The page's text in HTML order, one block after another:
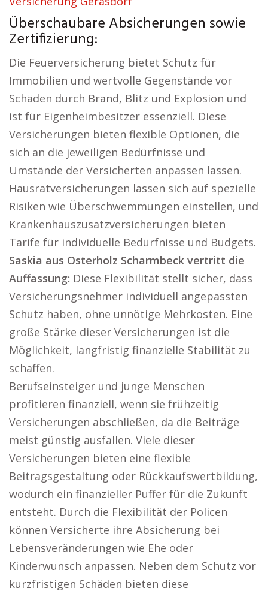
Überschaubare Absicherungen sowie
Zertifizierung:
Die Feuerversicherung bietet Schutz für
Immobilien und wertvolle Gegenstände vor
Schäden durch Brand, Blitz und Explosion und
ist für Eigenheimbesitzer essenziell. Diese
Versicherungen bieten flexible Optionen, die
sich an die jeweiligen Bedürfnisse und
Umstände der Versicherten anpassen lassen.
Hausratversicherungen lassen sich auf spezielle
Risiken wie Überschwemmungen einstellen, und
Krankenhauszusatzversicherungen bieten
Tarife für individuelle Bedürfnisse und Budgets.
Saskia aus Osterholz Scharmbeck vertritt die
Auffassung: Diese Flexibilität stellt sicher, dass
Versicherungsnehmer individuell angepassten
Schutz haben, ohne unnötige Mehrkosten. Eine
große Stärke dieser Versicherungen ist die
Möglichkeit, langfristig finanzielle Stabilität zu
schaffen.
Berufseinsteiger und junge Menschen
profitieren finanziell, wenn sie frühzeitig
Versicherungen abschließen, da die Beiträge
meist günstig ausfallen. Viele dieser
Versicherungen bieten eine flexible
Beitragsgestaltung oder Rückkaufswertbildung,
wodurch ein finanzieller Puffer für die Zukunft
entsteht. Durch die Flexibilität der Policen
können Versicherte ihre Absicherung bei
Lebensveränderungen wie Ehe oder
Kinderwunsch anpassen. Neben dem Schutz vor
kurzfristigen Schäden bieten diese